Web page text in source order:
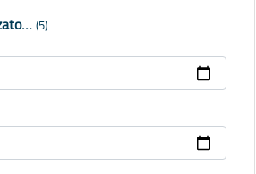
(5)